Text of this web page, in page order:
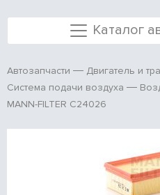
Каталог
Автозапчасти
Двигатель и
Система подачи воздуха
MANN-FILTER C24026